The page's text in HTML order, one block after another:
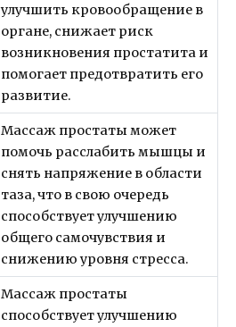
улучшить кровообращение в
органе, снижает риск
возникновения простатита и
помогает предотвратить его
развитие.
Массаж простаты может
помочь расслабить мышцы и
снять напряжение в области
таза, что в свою очередь
способствует улучшению
общего самочувствия и
снижению уровня стресса.
Массаж простаты
способствует улучшению